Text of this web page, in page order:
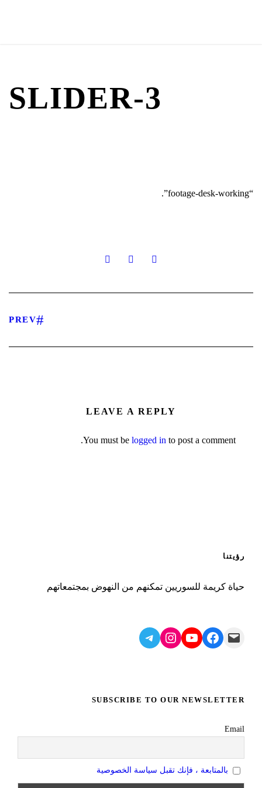
SLIDER-3
“footage-desk-working”.
PREV
LEAVE A REPLY
You must be logged in to post a comment.
رؤيتنا
حياة كريمة للسوريين تمكنهم من النهوض بمجتمعاتهم
Mail
Facebook
YouTube
Instagram
Telegram
SUBSCRIBE TO OUR NEWSLETTER
Email
بالمتابعة ، فإنك تقبل سياسة الخصوصية